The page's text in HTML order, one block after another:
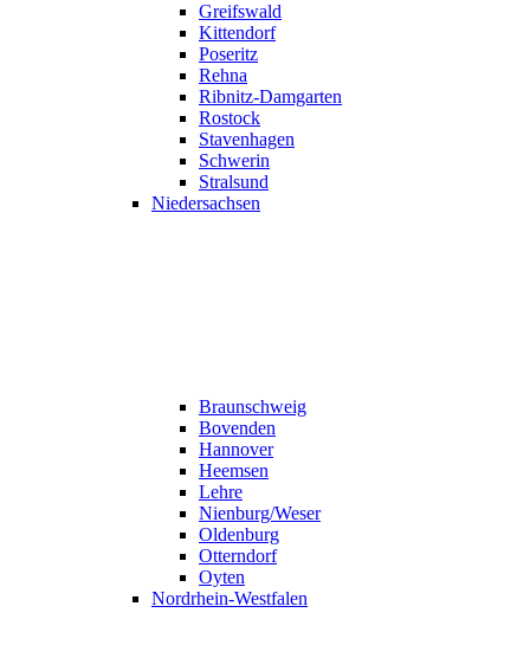
Greifswald
Kittendorf
Poseritz
Rehna
Ribnitz-Damgarten
Rostock
Stavenhagen
Schwerin
Stralsund
Niedersachsen
Braunschweig
Bovenden
Hannover
Heemsen
Lehre
Nienburg/Weser
Oldenburg
Otterndorf
Oyten
Nordrhein-Westfalen